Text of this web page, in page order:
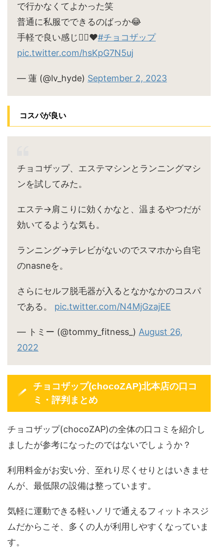
で行かなくてよかった笑
普通に私服でできるのばっか😂
手軽で良い感じ🙆‍♀️♥#チョコザップ
pic.twitter.com/hsKpG7N5uj
— 蓮 (@lv_hyde) September 2, 2023
コスパが良い
チョコザップ、エステマシンとランニングマシ
ンを試してみた。
エステ→肩こりに効くかなと、温まるやつだが
効いてるような気も。
ランニング→テレビがないのでスマホから自宅
のnasneを。
さらにセルフ脱毛器が入るとなかなかのコスパ
である。 pic.twitter.com/N4MjGzajEE
— トミー (@tommy_fitness_) August 26,
2022
チョコザップ(chocoZAP)北本店の口コ
ミ・評判まとめ
チョコザップ(chocoZAP)の全体の口コミを紹介し
ましたが参考になったのではないでしょうか？
利用料金がお安い分、至れり尽くせりとはいきませ
んが、最低限の設備は整っています。
気軽に運動できる軽いノリで通えるフィットネスジ
ムだからこそ、多くの人が利用しやすくなっていま
す。